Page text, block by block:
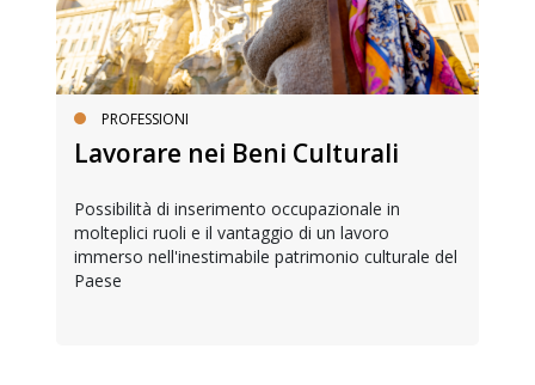
PROFESSIONI
Lavorare nei Beni Culturali
Possibilità di inserimento occupazionale in
molteplici ruoli e il vantaggio di un lavoro
immerso nell'inestimabile patrimonio culturale del
Paese